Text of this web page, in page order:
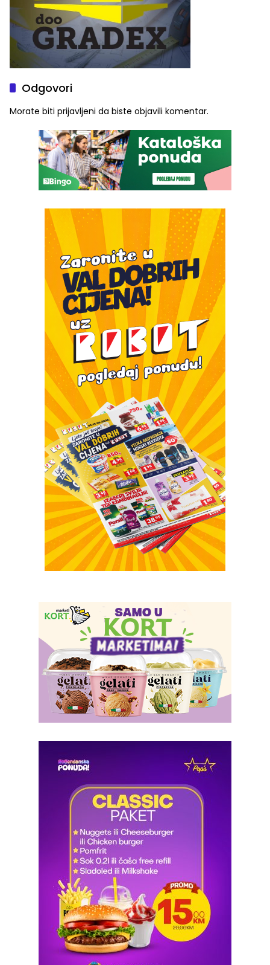
Odgovori
Morate biti prijavljeni da biste objavili komentar.